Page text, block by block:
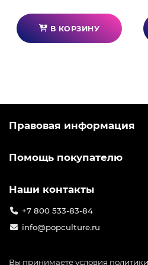
В КОРЗИНУ
Правовая информация
Помощь покупателю
Наши контакты
+7 800 533-83-84
info@popculture.ru
Вы принимаете условия